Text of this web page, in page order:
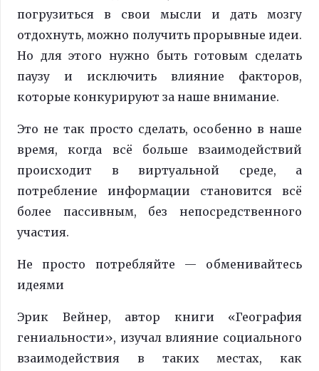
погрузиться в свои мысли и дать мозгу
отдохнуть, можно получить прорывные идеи.
Но для этого нужно быть готовым сделать
паузу и исключить влияние факторов,
которые конкурируют за наше внимание.
Это не так просто сделать, особенно в наше
время, когда всё больше взаимодействий
происходит в виртуальной среде, а
потребление информации становится всё
более пассивным, без непосредственного
участия.
Не просто потребляйте — обменивайтесь
идеями
Эрик Вейнер, автор книги «География
гениальности», изучал влияние социального
взаимодействия в таких местах, как